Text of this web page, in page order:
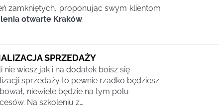
zamkniętych, proponując swym klientom
otwarte Kraków.
SPRZEDAŻY
nie wiesz jak i na dodatek boisz się
sprzedaży to pewnie rzadko będziesz
niewiele będzie na tym polu
Na szkoleniu z…